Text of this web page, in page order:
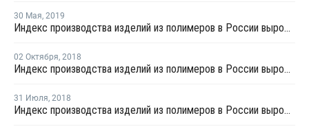
30 Мая, 2019
Индекс производства изделий из полимеров в России вырос на 4,4%
02 Октября, 2018
Индекс производства изделий из полимеров в России вырос на 5,6% в январе - августе
31 Июля, 2018
Индекс производства изделий из полимеров в России вырос на 4% в первом полугодии